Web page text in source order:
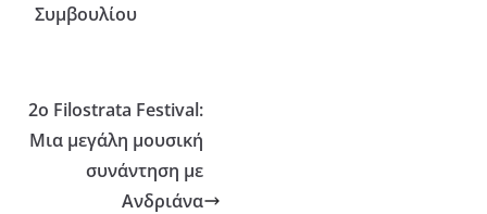
Συμβουλίου
2ο Filostrata Festival:
Μια μεγάλη μουσική
συνάντηση με
Ανδριάνα